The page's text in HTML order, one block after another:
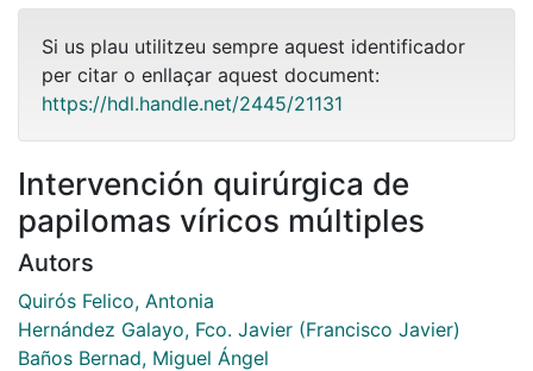
Si us plau utilitzeu sempre aquest identificador
per citar o enllaçar aquest document:
https://hdl.handle.net/2445/21131
Intervención quirúrgica de
papilomas víricos múltiples
Autors
Quirós Felico, Antonia
Hernández Galayo, Fco. Javier (Francisco Javier)
Baños Bernad, Miguel Ángel